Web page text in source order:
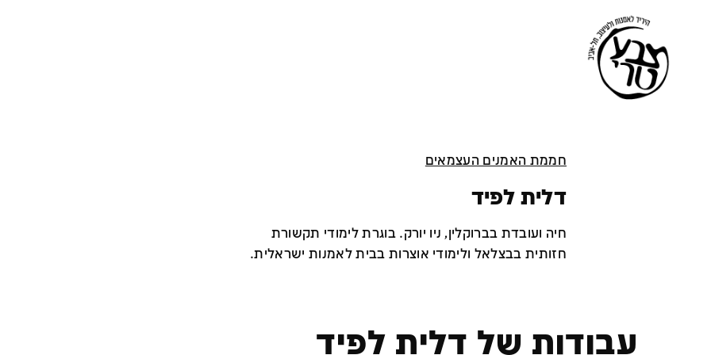
חממת האמנים העצמאים
דלית לפיד
חיה ועובדת בברוקלין, ניו יורק. בוגרת לימודי תקשורת
חזותית בבצלאל ולימודי אוצרות בבית לאמנות ישראלית.
עבודות של דלית לפיד